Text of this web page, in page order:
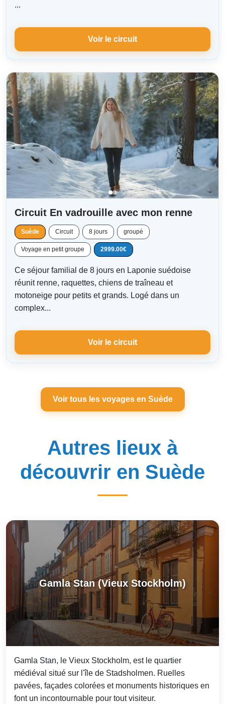
...
Voir le circuit
Circuit En vadrouille avec mon renne
Suède Circuit 8 jours groupé
Voyage en petit groupe 2999.00€
Ce séjour familial de 8 jours en Laponie suédoise
réunit renne, raquettes, chiens de traîneau et
motoneige pour petits et grands. Logé dans un
complex...
Voir le circuit
Voir tous les voyages en Suède
Autres lieux à
découvrir en Suède
Gamla Stan (Vieux Stockholm)
Gamla Stan, le Vieux Stockholm, est le quartier
médiéval situé sur l'île de Stadsholmen. Ruelles
pavées, façades colorées et monuments historiques en
font un incontournable pour tout visiteur.